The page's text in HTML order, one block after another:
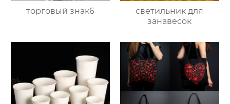
торговый знак6
светильник для
занавесок